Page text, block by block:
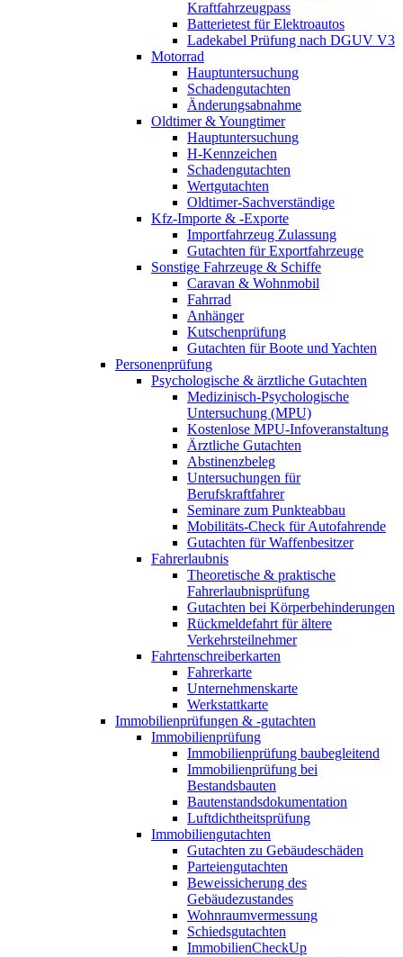
Kraftfahrzeugpass
Batterietest für Elektroautos
Ladekabel Prüfung nach DGUV V3
Motorrad
Hauptuntersuchung
Schadengutachten
Änderungsabnahme
Oldtimer & Youngtimer
Hauptuntersuchung
H-Kennzeichen
Schadengutachten
Wertgutachten
Oldtimer-Sachverständige
Kfz-Importe & -Exporte
Importfahrzeug Zulassung
Gutachten für Exportfahrzeuge
Sonstige Fahrzeuge & Schiffe
Caravan & Wohnmobil
Fahrrad
Anhänger
Kutschenprüfung
Gutachten für Boote und Yachten
Personenprüfung
Psychologische & ärztliche Gutachten
Medizinisch-Psychologische
Untersuchung (MPU)
Kostenlose MPU-Infoveranstaltung
Ärztliche Gutachten
Abstinenzbeleg
Untersuchungen für
Berufskraftfahrer
Seminare zum Punkteabbau
Mobilitäts-Check für Autofahrende
Gutachten für Waffenbesitzer
Fahrerlaubnis
Theoretische & praktische
Fahrerlaubnisprüfung
Gutachten bei Körperbehinderungen
Rückmeldefahrt für ältere
Verkehrsteilnehmer
Fahrtenschreiberkarten
Fahrerkarte
Unternehmenskarte
Werkstattkarte
Immobilienprüfungen & -gutachten
Immobilienprüfung
Immobilienprüfung baubegleitend
Immobilienprüfung bei
Bestandsbauten
Bautenstandsdokumentation
Luftdichtheitsprüfung
Immobiliengutachten
Gutachten zu Gebäudeschäden
Parteiengutachten
Beweissicherung des
Gebäudezustandes
Wohnraumvermessung
Schiedsgutachten
ImmobilienCheckUp